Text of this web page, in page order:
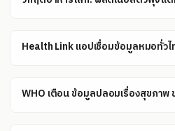
Health Link แอปเชื่อมข้อมูลหมอทั่วไ
WHO เตือน ข้อมูลปลอมเรื่องสุขภาพ